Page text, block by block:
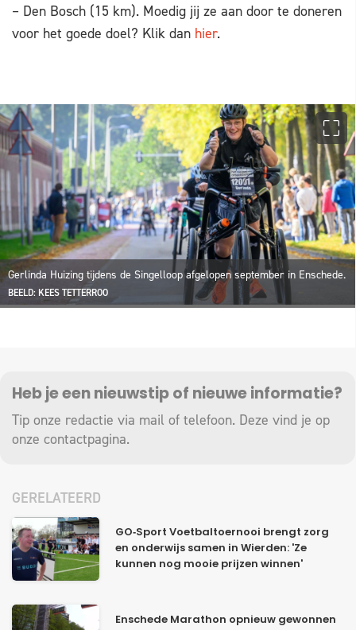
– Den Bosch (15 km). Moedig jij ze aan door te doneren
voor het goede doel? Klik dan hier.
Gerlinda Huizing tijdens de Singelloop afgelopen september in Enschede.
BEELD: KEES TETTERROO
Heb je een nieuwstip of nieuwe informatie?
Tip onze redactie via mail of telefoon. Deze vind je op
onze contactpagina.
GERELATEERD
GO‑Sport Voetbaltoernooi brengt zorg
en onderwijs samen in Wierden: 'Ze
kunnen nog mooie prijzen winnen'
Enschede Marathon opnieuw gewonnen